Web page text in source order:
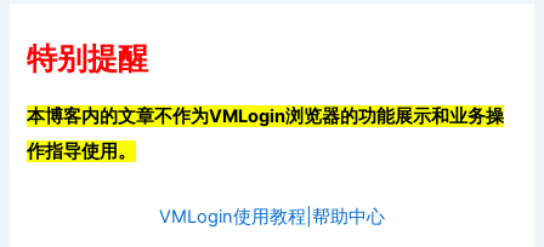
特别提醒
本博客内的文章不作为VMLogin浏览器的功能展示和业务操
作指导使用。
VMLogin使用教程|帮助中心